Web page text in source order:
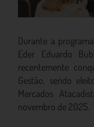
Durante a
Eder Eduardo
recentemente
Gestão, sendo
Mercados
novembro de 2025.